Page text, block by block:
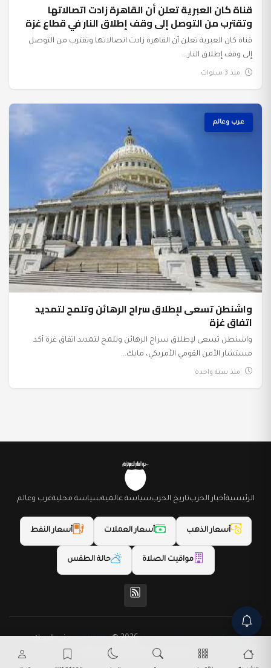
السياسة
قناة كان العبرية تعلن أن القاهرة زادت اتصالاتها
وتقترب من التوصل إلى وقف إطلاق النار في قطاع غزة
قناة كان العبرية تعلن أن القاهرة زادت اتصالاتها وتقترب من التوصل
إلى وقف إطلاق النار...
منذ 3 سنوات
عرب وعالم
واشنطن تسعى لإطلاق سراح الرهائن وتلمح لتمديد
اتفاق غزة
واشنطن تسعى لإطلاق سراح الرهائن وتلمح لتمديد اتفاق غزة أكد
مستشار الأمن القومي الأمريكي، مايك...
منذ سنة واحدة
الرئيسيةأخبار الحزبتاريخ الحزبسياسة عالميةسياسة محليةعرب وعالم
أسعار الذهب أسعار العملات أسعار النفط
مواقيت الصلاة حالة الطقس
(المظهر) تم تصميمه من قِبل LightWeb2
© 2026 حزب السلام
الديمقراطي. جميع الحقوق محفوظة.